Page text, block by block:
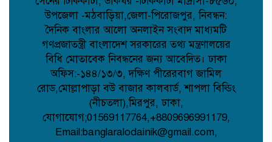
আত্রাইয়ে বান্দাইখাড়া টেকনিক্যাল অ্যান্ড
বিএম কলেজে জুলাই গণঅভ্যুত্থান দিবস
পালিত;
পোরশায় শহিদ পরিবার ও জুলাই যোদ্ধাদের
সংবর্ধনা;
আত্রাইয়ে জুলাই গণঅভ্যুত্থান দিবসে
স্মৃতিচারণ জুলাই যোদ্ধাদের সংবর্ধনা ও
উপজেলা -মঠবাড়িয়া,জেলা-পিরোজপুর, নিবন্ধন:
দৈনিক বাংলার আলো অনলাইন সংবাদ মাধ্যমটি
গণপ্রজাতন্ত্রী বাংলাদেশ সরকারের তথ্য মন্ত্রণালয়ের
বিধি মোতাবেক নিবন্ধনের জন্য আবেদিত। ঢাকা
অফিস:-১৪৪/১৩/৩, দক্ষিণ পীরেরবাগ জামিল
রোড,মোল্লাপাড়া বউ বাজার কালবার্ড, শাপলা বিল্ডিং
(নীচতলা),মিরপুর, ঢাকা,
যোগাযোগ;01569117764,+8809696991179,
Email:banglaralodainik@gmail.com,